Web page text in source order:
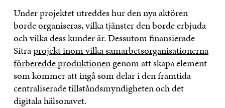
Under projektet utreddes hur den nya aktören
borde organiseras, vilka tjänster den borde erbjuda
och vilka dess kunder är. Dessutom finansierade
Sitraprojekt inom vilka samarbetsorganisationerna
förberedde produktionengenom att skapa element
som kommer att ingå som delar i den framtida
centraliserade tillståndsmyndigheten och det
digitala hälsonavet.